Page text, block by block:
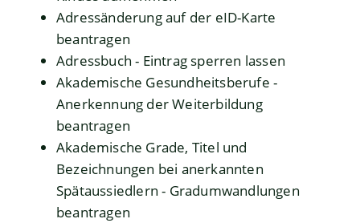
Adressänderung auf der eID-Karte
beantragen
Adressbuch - Eintrag sperren lassen
Akademische Gesundheitsberufe -
Anerkennung der Weiterbildung
beantragen
Akademische Grade, Titel und
Bezeichnungen bei anerkannten
Spätaussiedlern - Gradumwandlungen
beantragen